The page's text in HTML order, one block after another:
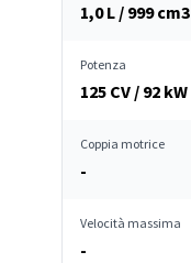
1,0 L / 999 cm3
Potenza
125 CV / 92 kW
Coppia motrice
-
Velocità massima
-